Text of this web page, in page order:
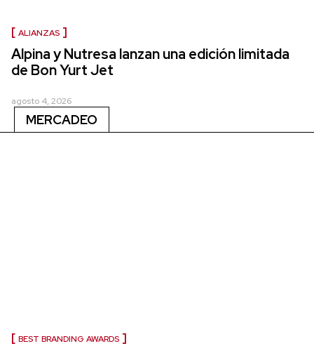
ALIANZAS
Alpina y Nutresa lanzan una edición limitada
de Bon Yurt Jet
agosto 4, 2026
MERCADEO
BEST BRANDING AWARDS